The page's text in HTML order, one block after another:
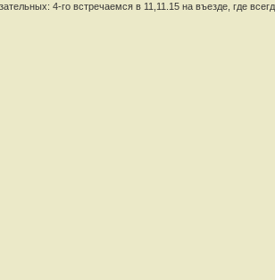
4-го встречаемся в 11,11.15 на въезде, где